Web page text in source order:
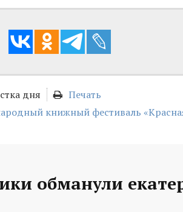
дня
Печать
книжный фестиваль
обманули